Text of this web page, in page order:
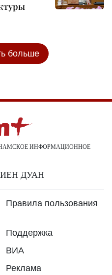
больше
ИНФОРМАЦИОННОЕ
ДУАН
Правила пользования
Поддержка
ВИА
Реклама